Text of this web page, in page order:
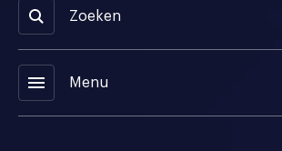
Zoeken
menu Menu